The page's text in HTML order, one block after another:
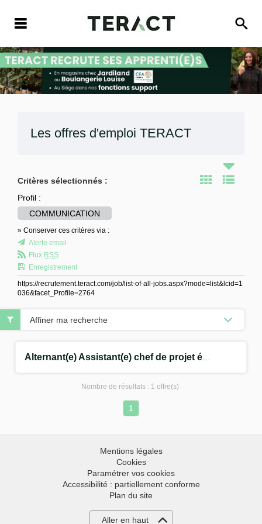
Les offres d'emploi TERACT
Critères sélectionnés :
Profil :
COMMUNICATION
» Conserver ces critères via :
Alerte email
Flux RSS
Enregistrement
https://recrutement.teract.com/job/list-of-all-jobs.aspx?mode=list&lcid=1
036&facet_Profile=2764
Affiner ma recherche
Nombre de résultats : 1 offre(s)
1
Mentions légales
Cookies
Paramétrer vos cookies
Accessibilité : partiellement conforme
Plan du site
Aller en haut